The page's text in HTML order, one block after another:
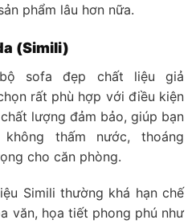
phẩm lâu hơn nữa.
(Simili)
sofa đẹp chất liệu giả
rất phù hợp với điều kiện
lượng đảm bảo, giúp bạn
thấm nước, thoáng
cho căn phòng.
Simili thường khá hạn chế
văn, họa tiết phong phú như